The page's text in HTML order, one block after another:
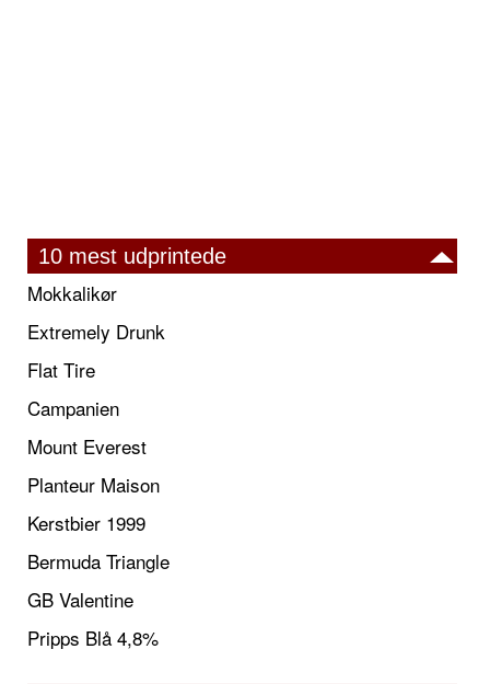
10 mest udprintede
Mokkalikør
Extremely Drunk
Flat Tire
Campanien
Mount Everest
Planteur Maison
Kerstbier 1999
Bermuda Triangle
GB Valentine
Pripps Blå 4,8%